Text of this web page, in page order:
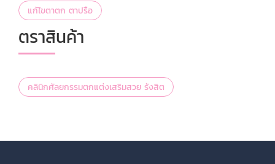
แก้ไขตาตก ตาปรือ
ตราสินค้า
คลินิกศัลยกรรมตกแต่งเสริมสวย รังสิต